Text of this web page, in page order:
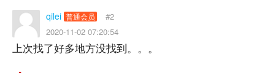
qilei 普通会员
#2
2020-11-02 07:20:54
上次找了好多地方没找到。。。